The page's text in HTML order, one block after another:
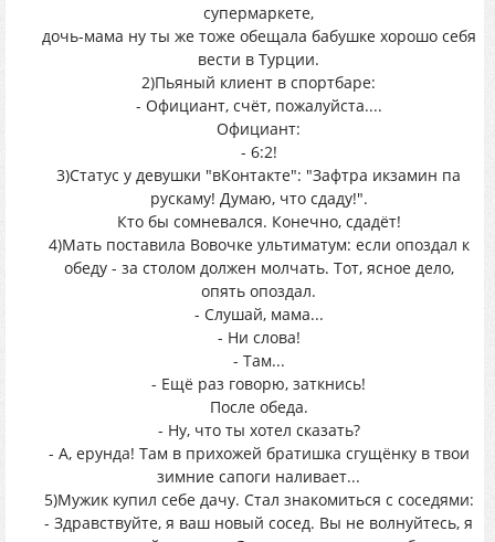
супермаркете,
дочь-мама ну ты же тоже обещала бабушке хорошо себя
вести в Турции.
2)Пьяный клиент в спортбаре:
- Официант, счёт, пожалуйста....
Официант:
- 6:2!
3)Статус у девушки "вКонтакте": "Зафтра икзамин па
рускаму! Думаю, что сдаду!".
Кто бы сомневался. Конечно, сдадёт!
4)Мать поставила Вовочке ультиматум: если опоздал к
обеду - за столом должен молчать. Тот, ясное дело,
опять опоздал.
- Слушай, мама...
- Ни слова!
- Там...
- Ещё раз говорю, заткнись!
После обеда.
- Ну, что ты хотел сказать?
- А, ерунда! Там в прихожей братишка сгущёнку в твои
зимние сапоги наливает...
5)Мужик купил себе дачу. Стал знакомиться с соседями:
- Здравствуйте, я ваш новый сосед. Вы не волнуйтесь, я